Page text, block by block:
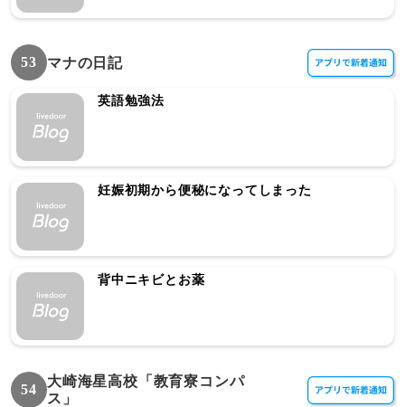
53 マナの日記
英語勉強法
妊娠初期から便秘になってしまった
背中ニキビとお薬
54
大崎海星高校「教育寮コンパ
ス」